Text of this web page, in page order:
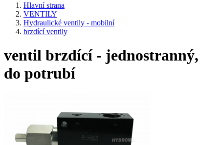
Hlavní strana
VENTILY
Hydraulické ventily - mobilní
brzdící ventily
ventil brzdící - jednostranný,
do potrubí